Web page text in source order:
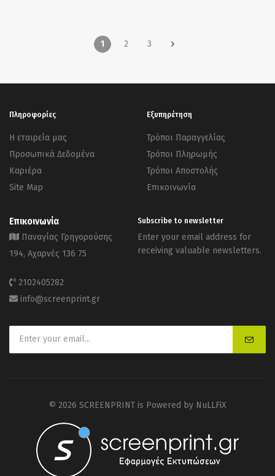
1 2 3
Πληροφορίες
Η εταιρεία μας
Προσωπικά Δεδομένα
Καριέρα
Site Map
Εξυπηρέτηση
Τρόποι Παραγγελίας
Τρόποι Πληρωμής
Τρόποι Αποστολής
Επικοινωνία
Επικοινωνία
Παναγίας Γρηγορούσης
194, Αχαρνές 136 75
2102405282
info@screenprint.gr
Subscribe to newsletter
Enter your email address for
receiving valuable newsletters.
© 2026 SCREENPRINT is Powered by NuLLFiX